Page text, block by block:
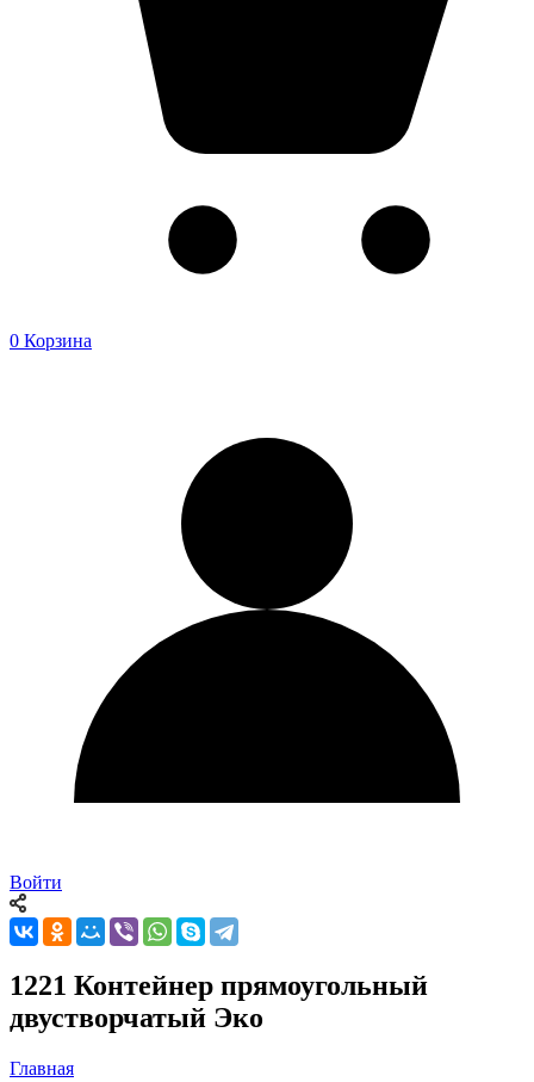
0 Корзина
Войти
1221 Контейнер прямоугольный
двустворчатый Эко
Главная